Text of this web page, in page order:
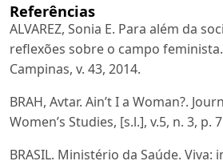
Referências
ALVAREZ, Sonia E. Para além da
reflexões sobre o campo
Campinas, v. 43, 2014.
BRAH, Avtar. Ain’t I a Woman?.
Women’s Studies, [s.l.], v.5, n. 3, p.
BRASIL. Ministério da Saúde.